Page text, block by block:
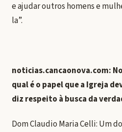
e ajudar outros homens e
la”.
noticias.cancaonova.com:
qual é o papel que a Igreja
diz respeito à busca da
Dom Claudio Maria Celli: Um